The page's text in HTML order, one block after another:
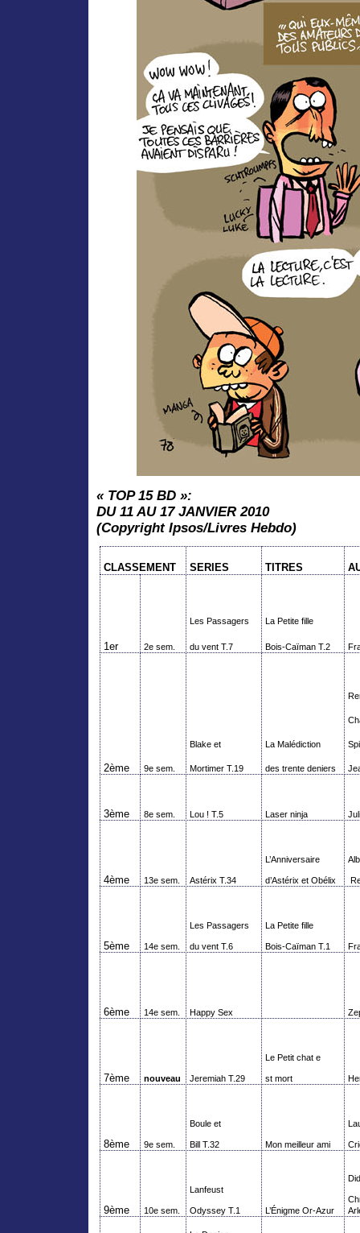
« TOP 15 BD »:
DU 11 AU 17 JANVIER 2010
(Copyright Ipsos/Livres Hebdo)
CLASSEMENT SERIES TITRES
1er 2e sem.
Les Passagers
du vent T.7
La Petite fille
Bois-Caïman T.2
2ème 9e sem.
Blake et
Mortimer T.19
La Malédiction
des trente deniers
3ème 8e sem. Lou ! T.5 Laser ninja
4ème 13e sem. Astérix T.34
L’Anniversaire
d’Astérix et Obélix
5ème 14e sem.
Les Passagers
du vent T.6
La Petite fille
Bois-Caïman T.1
6ème 14e sem. HappySex
7ème nouveau Jeremiah T.29
Le Petit chat e
st mort
8ème 9e sem.
Boule et
Bill T.32 Mon meilleur ami
9ème 10e sem.
Lanfeust
Odyssey T.1 L’Énigme Or-Azur